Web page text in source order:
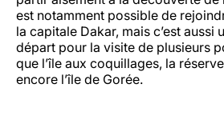
est notamment possible de
la capitale Dakar, mais c’est aussi
départ pour la visite de plusieurs
que l’île aux coquillages, la
encore l’île de Gorée.